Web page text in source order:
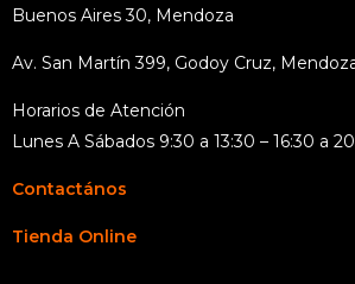
Buenos Aires 30, Mendoza
Av. San Martín 399, Godoy Cruz,
Horarios de Atención
Lunes A Sábados 9:30 a 13:30 – 16:30 a
Contactános
Tienda Online